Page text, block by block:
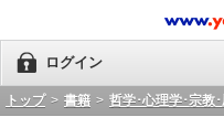
ログイン
トップ > 書籍 > 哲学･心理学･宗教･